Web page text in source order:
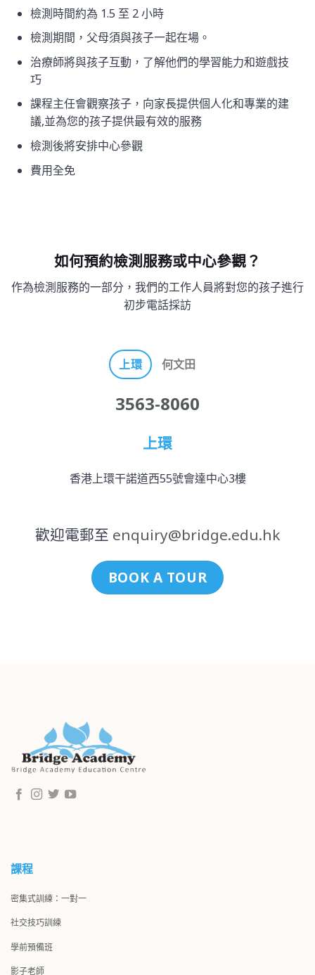
檢測時間約為 1.5 至 2 小時
檢測期間，父母須與孩子一起在場。
治療師將與孩子互動，了解他們的學習能力和遊戲技
巧
課程主任會觀察孩子，向家長提供個人化和專業的建
議,並為您的孩子提供最有效的服務
檢測後將安排中心參觀
費用全免
如何預約檢測服務或中心參觀？
作為檢測服務的一部分，我們的工作人員將對您的孩子進行
初步電話採訪
上環 何文田
3563-8060
上環
香港上環干諾道西55號會達中心3樓
歡迎電郵至 enquiry@bridge.edu.hk
BOOK A TOUR
課程
密集式訓練：一對一
社交技巧訓練
學前預備班
影子老師